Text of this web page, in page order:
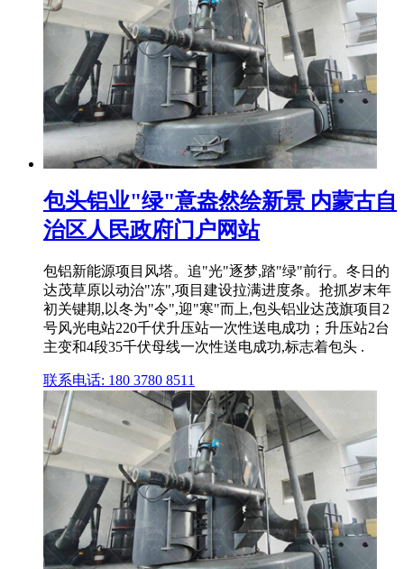
包头铝业"绿"意盎然绘新景 内蒙古自
治区人民政府门户网站
包铝新能源项目风塔。追"光"逐梦,踏"绿"前行。冬日的
达茂草原以动治"冻",项目建设拉满进度条。抢抓岁末年
初关键期,以冬为"令",迎"寒"而上,包头铝业达茂旗项目2
号风光电站220千伏升压站一次性送电成功；升压站2台
主变和4段35千伏母线一次性送电成功,标志着包头 .
联系电话: 180 3780 8511